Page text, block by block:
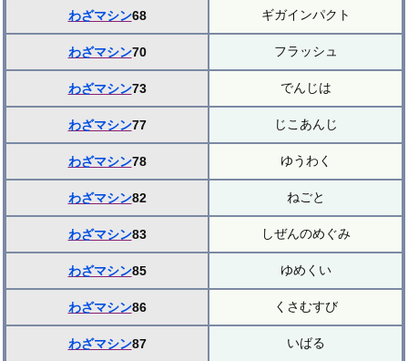
わざマシン68 ギガインパクト
わざマシン70 フラッシュ
わざマシン73 でんじは
わざマシン77 じこあんじ
わざマシン78 ゆうわく
わざマシン82 ねごと
わざマシン83 しぜんのめぐみ
わざマシン85 ゆめくい
わざマシン86 くさむすび
わざマシン87 いばる